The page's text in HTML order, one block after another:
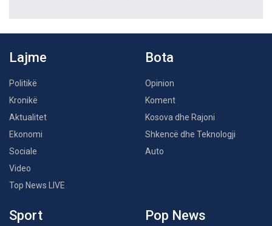
Lajme
Politikë
Kronikë
Aktualitet
Ekonomi
Sociale
Video
Top News LIVE
Bota
Opinion
Koment
Kosova dhe Rajoni
Shkencë dhe Teknologji
Auto
Sport Pop News